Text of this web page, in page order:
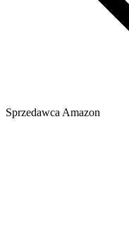
Sprzedawca Amazon